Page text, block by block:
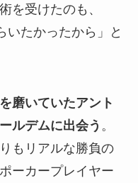
を受けたのも、
いたかったから」と
磨いていたアント
ルデムに出会う 。
もリアルな勝負の
ーカープレイヤー